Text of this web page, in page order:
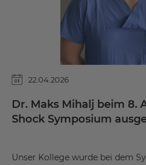
22.04.2026
Dr. Maks Mihalj beim 8.
Shock Symposium
Unser Kollege wurde bei dem